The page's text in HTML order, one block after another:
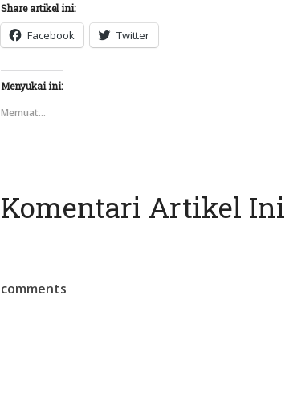
Share artikel ini:
Facebook Twitter
Menyukai ini:
Memuat...
Komentari Artikel Ini
comments